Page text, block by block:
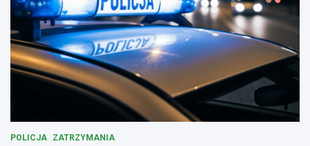
POLICJA ZATRZYMANIA